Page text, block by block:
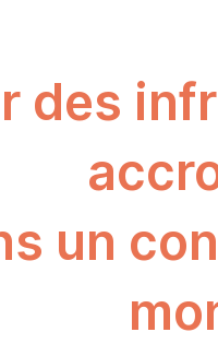
des
un